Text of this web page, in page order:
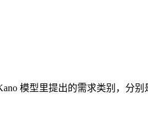
模型里提出的需求类别，分别